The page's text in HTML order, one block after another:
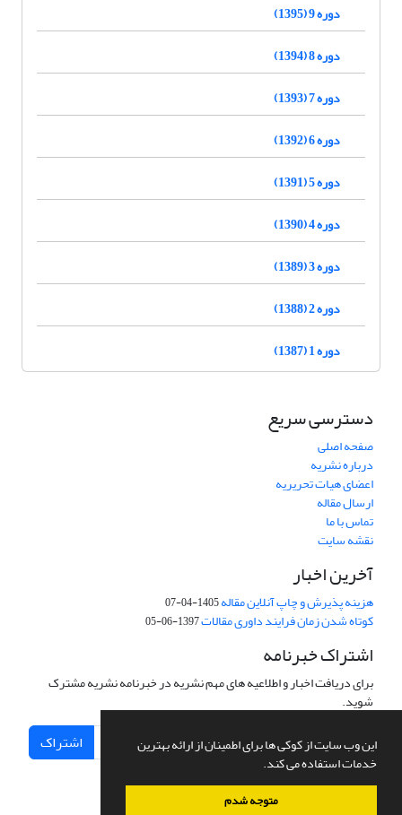
این وب سایت از کوکی ها برای اطمینان از ارائه بهترین
خدمات استفاده می کند.
متوجه شدم
دوره 9 (1395)
دوره 8 (1394)
دوره 7 (1393)
دوره 6 (1392)
دوره 5 (1391)
دوره 4 (1390)
دوره 3 (1389)
دوره 2 (1388)
دوره 1 (1387)
دسترسی سریع
صفحه اصلی
درباره نشریه
اعضای هیات تحریریه
ارسال مقاله
تماس با ما
نقشه سایت
آخرین اخبار
هزینه پذیرش و چاپ آنلاین مقاله1405-04-07
کوتاه شدن زمان فرایند داوری مقالات1397-06-05
اشتراک خبرنامه
برای دریافت اخبار و اطلاعیه های مهم نشریه در خبرنامه نشریه مشترک
شوید.
اشتراک